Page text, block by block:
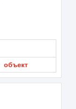
объект